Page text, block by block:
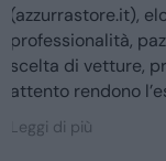
Ottima
Giuseppe mi
ritiro a quello